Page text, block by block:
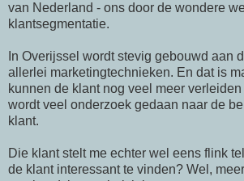
van Nederland - ons door de wondere
klantsegmentatie.
In Overijssel wordt stevig gebouwd aan
allerlei marketingtechnieken. En dat is
kunnen de klant nog veel meer
wordt veel onderzoek gedaan naar de
klant.
Die klant stelt me echter wel eens flink
de klant interessant te vinden? Wel,